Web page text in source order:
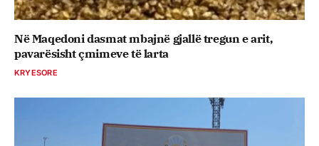
Në Maqedoni dasmat mbajnë gjallë tregun e arit,
pavarësisht çmimeve të larta
KRYESORE